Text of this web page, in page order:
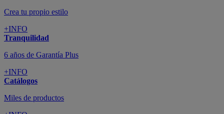
Crea tu propio estilo
+INFO
Tranquilidad
6 años de Garantía Plus
+INFO
Catálogos
Miles de productos